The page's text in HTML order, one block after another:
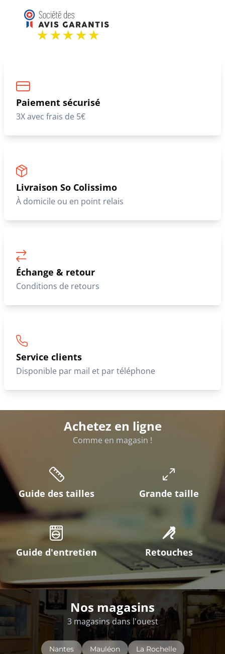
Paiement sécurisé
3X avec frais de 5€
Livraison So Colissimo
À domicile ou en point relais
Échange & retour
Conditions de retours
Service clients
Disponible par mail et par téléphone
Achetez en ligne
Comme en magasin !
Guide des tailles Grande taille
Guide d'entretien Retouches
Nos magasins
3 magasins dans l'ouest
Nantes Mauléon La Rochelle